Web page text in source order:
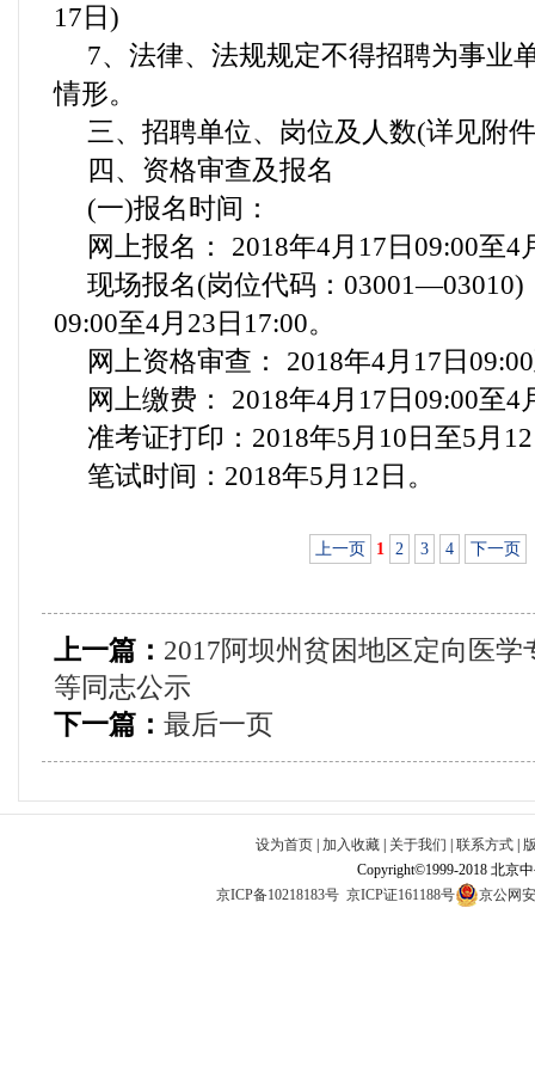
17日)
7、法律、法规规定不得招聘为事业
情形。
三、招聘单位、岗位及人数(详见附
四、资格审查及报名
(一)报名时间：
网上报名： 2018年4月17日09:00至4
现场报名(岗位代码：03001—03010)
09:00至4月23日17:00。
网上资格审查： 2018年4月17日
网上缴费： 2018年4月17日09:00至4
准考证打印：2018年5月10日至5月
笔试时间：2018年5月12日。
上一页 1 2 3 4 下一页
上一篇： 2017阿坝州贫困地区定向医
等同志公示
下一篇： 最后一页
设为首页 加入收藏 关于我们 联系方式
Copyright©1999-2018 北京
京ICP备10218183号 京ICP证161188号 京公网